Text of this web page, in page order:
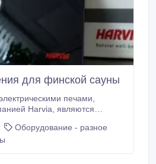
для финской сауны
печами,
являются
печам с мощностью
управления электрическими
Оборудование - разное